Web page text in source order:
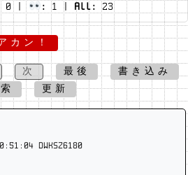
0 | : 1 | All: 23
カン！
次 最後
書き込み
更新
DWKSZ6180